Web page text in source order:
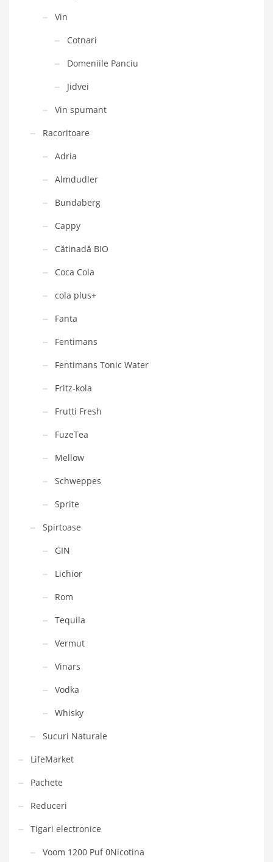
Vin
Cotnari
Domeniile Panciu
Jidvei
Vin spumant
Racoritoare
Adria
Almdudler
Bundaberg
Cappy
Cătinadă BIO
Coca Cola
cola plus+
Fanta
Fentimans
Fentimans Tonic Water
Fritz-kola
Frutti Fresh
FuzeTea
Mellow
Schweppes
Sprite
Spirtoase
GIN
Lichior
Rom
Tequila
Vermut
Vinars
Vodka
Whisky
Sucuri Naturale
LifeMarket
Pachete
Reduceri
Tigari electronice
Voom 1200 Puf 0Nicotina